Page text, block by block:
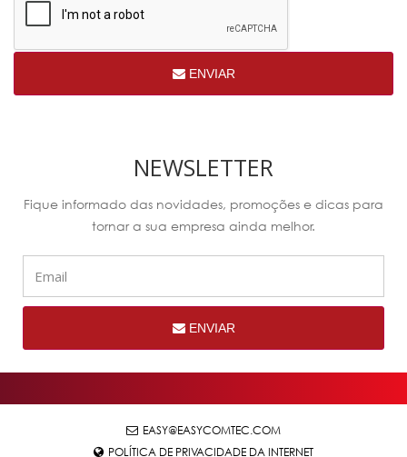
ENVIAR
NEWSLETTER
Fique informado das novidades, promoções e dicas para
tornar a sua empresa ainda melhor.
ENVIAR
EASY@EASYCOMTEC.COM
POLÍTICA DE PRIVACIDADE DA INTERNET